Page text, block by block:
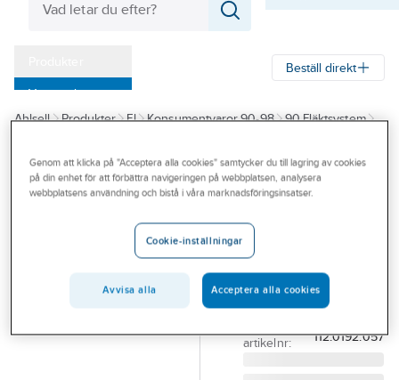
Varumärken
Kampanjer
Outlet
Branscher
Beställ direkt
Ahlsell Produkter El Konsumentvaror 90-98
90 Fläktsystem
FRANKE
Fläktskåp,
fullhöjd FFÖ
339, Franke
ÖVERSKÅP FFÖ 339
70CM VIT FRANKE
artikelnr:
112.0192.057
Genom att klicka på "Acceptera alla cookies" samtycker du till lagring av cookies
på din enhet för att förbättra navigeringen på webbplatsen, analysera
webbplatsens användning och bistå i våra marknadsföringsinsatser.
Cookie-inställningar
Avvisa alla Acceptera alla cookies